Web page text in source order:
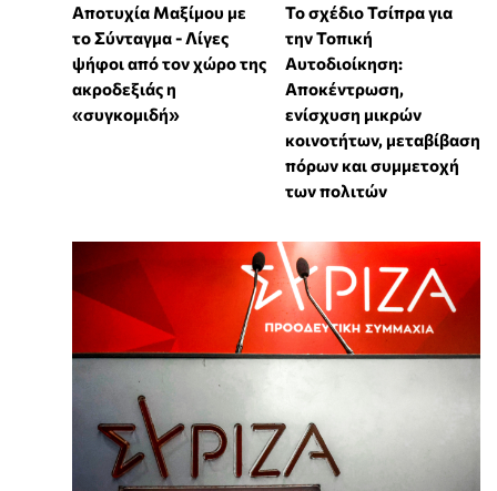
Αποτυχία Μαξίμου με
το Σύνταγμα - Λίγες
ψήφοι από τον χώρο της
ακροδεξιάς η
«συγκομιδή»
Το σχέδιο Τσίπρα για
την Τοπική
Αυτοδιοίκηση:
Αποκέντρωση,
ενίσχυση μικρών
κοινοτήτων, μεταβίβαση
πόρων και συμμετοχή
των πολιτών